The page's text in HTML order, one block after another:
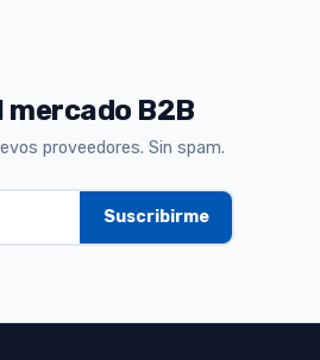
mercado B2B
proveedores. Sin spam.